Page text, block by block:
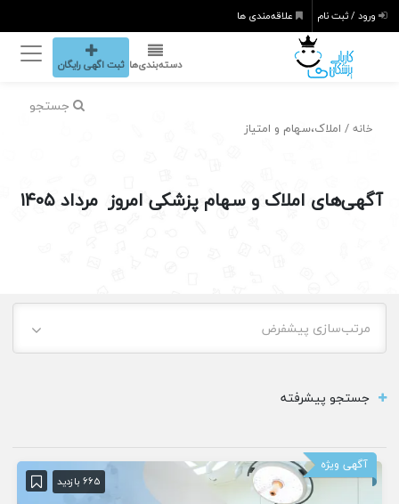
ورود / ثبت نام علاقه‌مندی ها
دسته‌بندی‌ها ثبت اگهی رایگان
جستجو
خانه / املاک،سهام و امتیاز
آگهی‌های املاک و سهام پزشکی امروز مرداد ۱۴۰۵
مرتب‌سازی پیشفرض
جستجو پیشرفته
آگهی ویژه
665 بازدید